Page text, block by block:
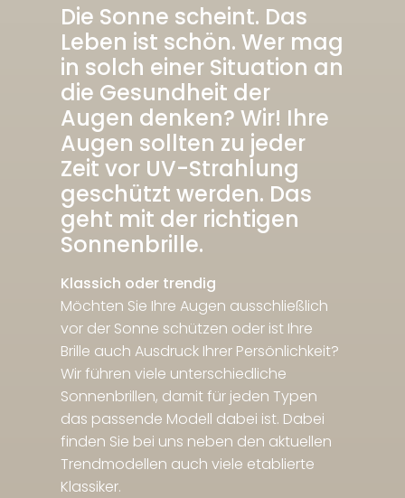
Die Sonne scheint. Das
Leben ist schön. Wer mag
in solch einer Situation an
die Gesundheit der
Augen denken? Wir! Ihre
Augen sollten zu jeder
Zeit vor UV-Strahlung
geschützt werden. Das
geht mit der richtigen
Sonnenbrille.
Klassich oder trendig
Möchten Sie Ihre Augen ausschließlich
vor der Sonne schützen oder ist Ihre
Brille auch Ausdruck Ihrer Persönlichkeit?
Wir führen viele unterschiedliche
Sonnenbrillen, damit für jeden Typen
das passende Modell dabei ist. Dabei
finden Sie bei uns neben den aktuellen
Trendmodellen auch viele etablierte
Klassiker.